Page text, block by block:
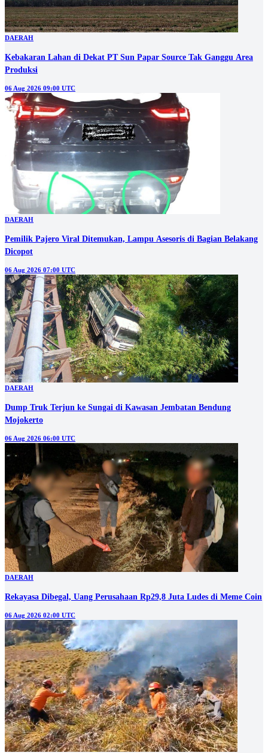
DAERAH
Kebakaran Lahan di Dekat PT Sun Papar Source Tak Ganggu Area
Produksi
06 Aug 2026 09:00 UTC
DAERAH
Pemilik Pajero Viral Ditemukan, Lampu Asesoris di Bagian Belakang
Dicopot
06 Aug 2026 07:00 UTC
DAERAH
Dump Truk Terjun ke Sungai di Kawasan Jembatan Bendung
Mojokerto
06 Aug 2026 06:00 UTC
DAERAH
Rekayasa Dibegal, Uang Perusahaan Rp29,8 Juta Ludes di Meme Coin
06 Aug 2026 02:00 UTC